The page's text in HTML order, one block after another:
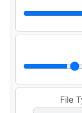
File